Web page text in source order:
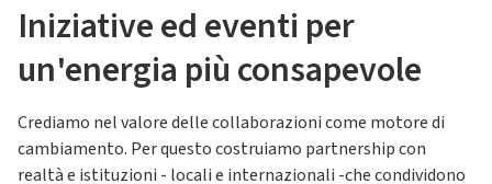
Iniziative ed eventi per
un'energia più consapevole
Crediamo nel valore delle collaborazioni come motore di
cambiamento. Per questo costruiamo partnership con
realtà e istituzioni - locali e internazionali -che condividono